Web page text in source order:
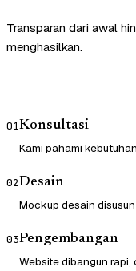
Transparan dari awal
menghasilkan.
01Konsultasi
Kami pahami
02Desain
Mockup desain
03Pengembangan
Website dibangun